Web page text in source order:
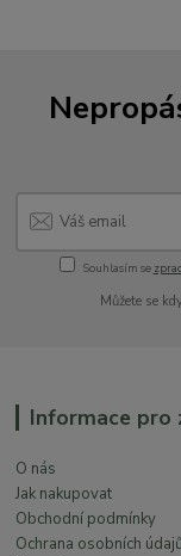
Souhlasím se
Můžete se
Informace pro
O nás
Jak nakupovat
Obchodní podmínky
Ochrana osobních